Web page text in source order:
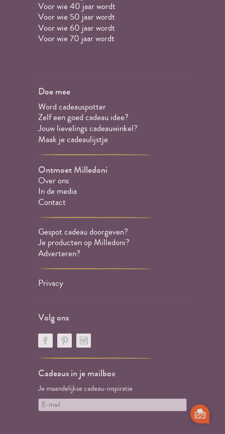
Voor wie 40 jaar wordt
Voor wie 50 jaar wordt
Voor wie 60 jaar wordt
Voor wie 70 jaar wordt
Doe mee
Word cadeauspotter
Zelf een goed cadeau idee?
Jouw lievelings cadeauwinkel?
Maak je cadeaulijstje
Ontmoet Milledoni
Over ons
In de media
Contact
Gespot cadeau doorgeven?
Je producten op Milledoni?
Adverteren?
Privacy
Volg ons
Cadeaus in je mailbox
Je maandelijkse cadeau-inspiratie